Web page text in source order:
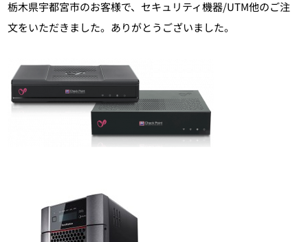
栃木県宇都宮市のお客様で、セキュリティ機器/UTM他のご注
文をいただきました。ありがとうございました。